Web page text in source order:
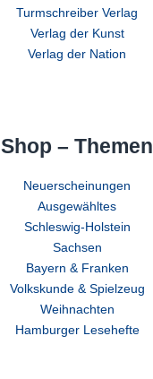
Turmschreiber Verlag
Verlag der Kunst
Verlag der Nation
Shop – Themen
Neuerscheinungen
Ausgewähltes
Schleswig-Holstein
Sachsen
Bayern & Franken
Volkskunde & Spielzeug
Weihnachten
Hamburger Lesehefte